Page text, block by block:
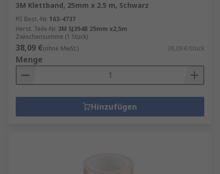
3M Klettband, 25mm x 2.5 m, Schwarz
RS Best.-Nr. 163-4737
Herst. Teile-Nr. 3M SJ354B 25mm x2,5m
Zwischensumme (1 Stück)
38,09 €(ohne MwSt.) 38,09 €/Stück
Menge
Hinzufügen